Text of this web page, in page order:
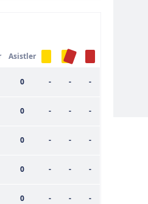
Asistler
0 - - -
0 - - -
0 - - -
0 - - -
0 - - -